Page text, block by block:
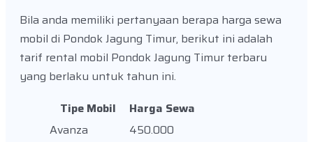
Bila anda memiliki pertanyaan berapa harga sewa
mobil di Pondok Jagung Timur, berikut ini adalah
tarif rental mobil Pondok Jagung Timur terbaru
yang berlaku untuk tahun ini.
Tipe Mobil
Harga Sewa
Avanza
450.000